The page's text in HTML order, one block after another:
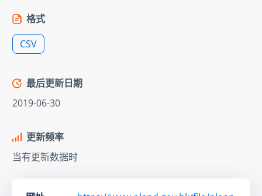
格式
CSV
最后更新日期
2019-06-30
更新频率
当有更新数据时